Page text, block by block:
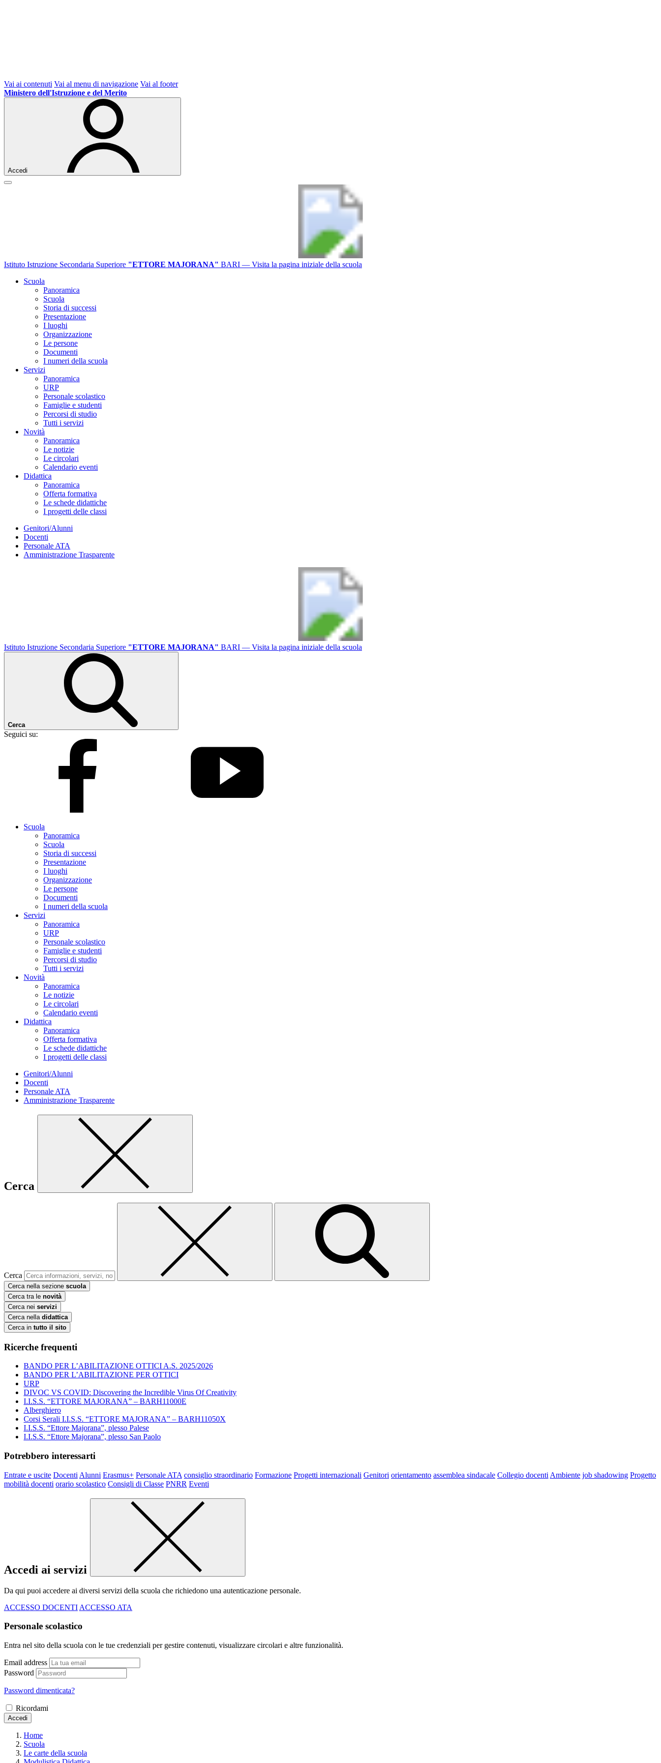
Vai ai contenuti Vai al menu di navigazione Vai al footer
Ministero dell'Istruzione e del Merito
Accedi
Istituto Istruzione Secondaria Superiore "ETTORE MAJORANA" BARI — Visita la pagina iniziale della scuola
Scuola
Panoramica
Scuola
Storia di successi
Presentazione
I luoghi
Organizzazione
Le persone
Documenti
I numeri della scuola
Servizi
Panoramica
URP
Personale scolastico
Famiglie e studenti
Percorsi di studio
Tutti i servizi
Novità
Panoramica
Le notizie
Le circolari
Calendario eventi
Didattica
Panoramica
Offerta formativa
Le schede didattiche
I progetti delle classi
Genitori/Alunni
Docenti
Personale ATA
Amministrazione Trasparente
Istituto Istruzione Secondaria Superiore "ETTORE MAJORANA" BARI — Visita la pagina iniziale della scuola
Cerca
Seguici su:
Scuola
Panoramica
Scuola
Storia di successi
Presentazione
I luoghi
Organizzazione
Le persone
Documenti
I numeri della scuola
Servizi
Panoramica
URP
Personale scolastico
Famiglie e studenti
Percorsi di studio
Tutti i servizi
Novità
Panoramica
Le notizie
Le circolari
Calendario eventi
Didattica
Panoramica
Offerta formativa
Le schede didattiche
I progetti delle classi
Genitori/Alunni
Docenti
Personale ATA
Amministrazione Trasparente
Cerca
Cerca
Cerca nella sezione scuola
Cerca tra le novità
Cerca nei servizi
Cerca nella didattica
Cerca in tutto il sito
Ricerche frequenti
BANDO PER L’ABILITAZIONE OTTICI A.S. 2025/2026
BANDO PER L’ABILITAZIONE PER OTTICI
URP
DIVOC VS COVID: Discovering the Incredible Virus Of Creativity
I.I.S.S. “ETTORE MAJORANA” – BARH11000E
Alberghiero
Corsi Serali I.I.S.S. “ETTORE MAJORANA” – BARH11050X
I.I.S.S. “Ettore Majorana”, plesso Palese
I.I.S.S. “Ettore Majorana”, plesso San Paolo
Potrebbero interessarti
Entrate e uscite Docenti Alunni Erasmus+ Personale ATA consiglio straordinario Formazione Progetti internazionali Genitori orientamento assemblea sindacale Collegio docenti Ambiente job shadowing Progetto
mobilità docenti orario scolastico Consigli di Classe PNRR Eventi
Accedi ai servizi
Da qui puoi accedere ai diversi servizi della scuola che richiedono una autenticazione personale.
ACCESSO DOCENTI ACCESSO ATA
Personale scolastico
Entra nel sito della scuola con le tue credenziali per gestire contenuti, visualizzare circolari e altre funzionalità.
Email address
Password
Password dimenticata?
Ricordami
Accedi
Home
Scuola
Le carte della scuola